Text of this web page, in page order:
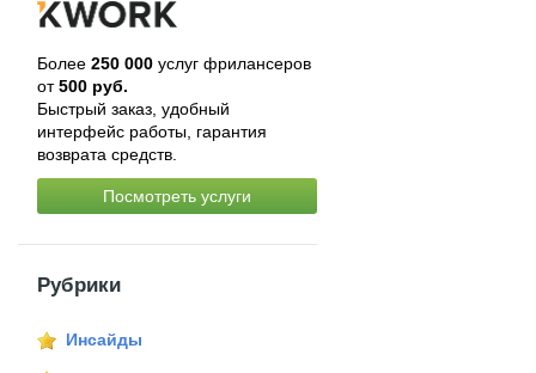
Более 250 000услуг фрилансеров
от500 руб.
Быстрый заказ, удобный
интерфейс работы, гарантия
возврата средств.
Посмотреть услуги
Рубрики
Инсайды